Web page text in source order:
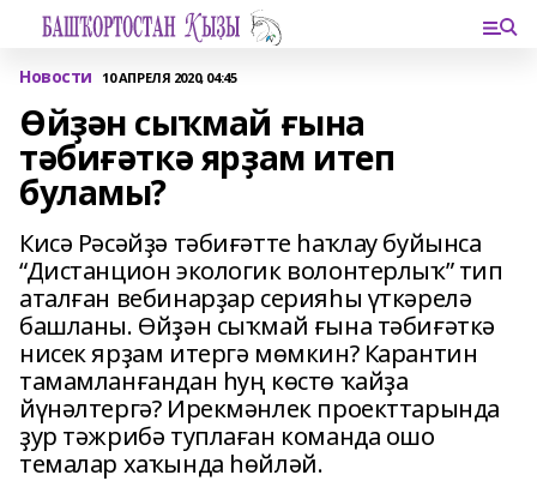
Новости 10 АПРЕЛЯ 2020, 04:45
Өйҙән сыҡмай ғына
тәбиғәткә ярҙам итеп
буламы?
Кисә Рәсәйҙә тәбиғәтте һаҡлау буйынса
“Дистанцион экологик волонтерлыҡ” тип
аталған вебинарҙар серияһы үткәрелә
башланы. Өйҙән сыҡмай ғына тәбиғәткә
нисек ярҙам итергә мөмкин? Карантин
тамамланғандан һуң көстө ҡайҙа
йүнәлтергә? Ирекмәнлек проекттарында
ҙур тәжрибә туплаған команда ошо
темалар хаҡында һөйләй.